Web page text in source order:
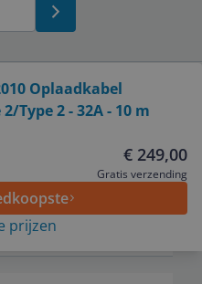
Oplaadkabel
Type 2 - 32A - 10 m
€ 249,00
Gratis verzending
prijzen